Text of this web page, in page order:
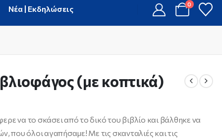
Νέα | Εκδηλώσεις 0
(με κοπτικά)
να το σκάσει από το δικό του βιβλίο και βάλθηκε να
που όλοι αγαπήσαμε! Με τις σκανταλιές και τις